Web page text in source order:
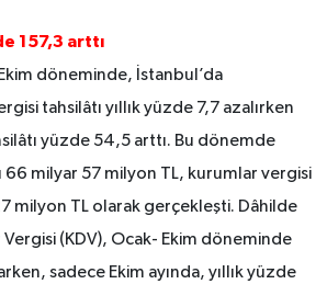
157,3 arttı
döneminde, İstanbul’da
tahsilâtı yıllık yüzde 7,7 azalırken
yüzde 54,5 arttı. Bu dönemde
66 milyar 57 milyon TL, kurumlar vergisi
milyon TL olarak gerçekleşti. Dâhilde
Vergisi (KDV), Ocak- Ekim döneminde
sadece Ekim ayında, yıllık yüzde